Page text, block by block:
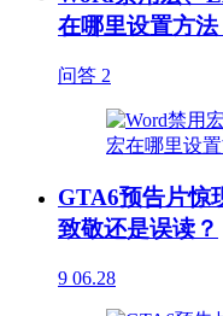
在哪里设置方法
问答 2
GTA6预告片惊
致敬还是误读？
9 06.28